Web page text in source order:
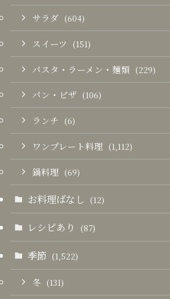
サラダ (604)
スイーツ (151)
パスタ・ラーメン・麺類 (229)
パン・ピザ (106)
ランチ (6)
ワンプレート料理 (1,112)
鍋料理 (69)
お料理ばなし (12)
レシピあり (87)
季節 (1,522)
冬 (131)